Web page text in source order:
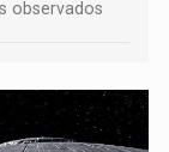
observados